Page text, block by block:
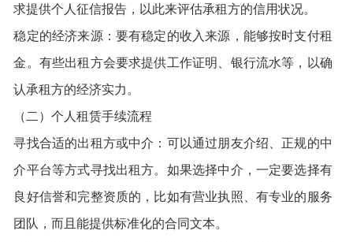
求提供个人征信报告，以此来评估承租方的信用状况。
稳定的经济来源：要有稳定的收入来源，能够按时支付租
金。有些出租方会要求提供工作证明、银行流水等，以确
认承租方的经济实力。
（二）个人租赁手续流程
寻找合适的出租方或中介：可以通过朋友介绍、正规的中
介平台等方式寻找出租方。如果选择中介，一定要选择有
良好信誉和完整资质的，比如有营业执照、有专业的服务
团队，而且能提供标准化的合同文本。